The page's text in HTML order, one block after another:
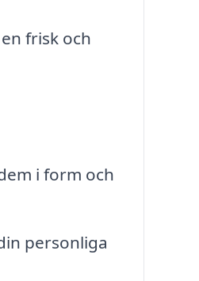
frisk och
i form och
personliga